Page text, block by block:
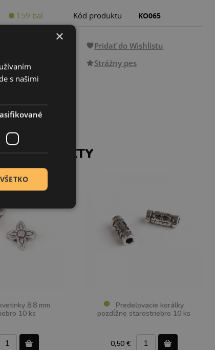
159 bal. Kód produktu KO065
Pridať do Wishlistu
Strážny pes
PRODUKTY
8,8 mm
10 ks
Predeľovacie korálky
pozdĺžne starostriebro 10 ks
0,50 €
×
s našimi